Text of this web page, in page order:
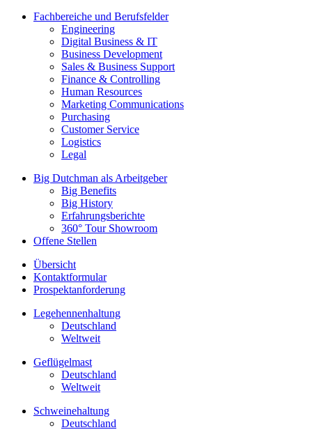
Fachbereiche und Berufsfelder
Engineering
Digital Business & IT
Business Development
Sales & Business Support
Finance & Controlling
Human Resources
Marketing Communications
Purchasing
Customer Service
Logistics
Legal
Big Dutchman als Arbeitgeber
Big Benefits
Big History
Erfahrungsberichte
360° Tour Showroom
Offene Stellen
Übersicht
Kontaktformular
Prospektanforderung
Legehennenhaltung
Deutschland
Weltweit
Geflügelmast
Deutschland
Weltweit
Schweinehaltung
Deutschland